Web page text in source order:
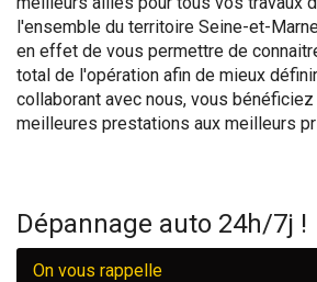
l'ensemble du territoire Seine-et-
en effet de vous permettre de
total de l'opération afin de mieux
collaborant avec nous, vous
meilleures prestations aux meilleurs
Dépannage auto 24h/7j !
On vous rappelle